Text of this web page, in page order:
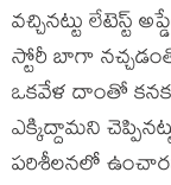
వచ్చినట్టు లేటెస్ట్
స్టోరీ బాగా
ఒకవేళ దాంతో కనక
ఎక్కిద్దామని
పరిశీలనలో